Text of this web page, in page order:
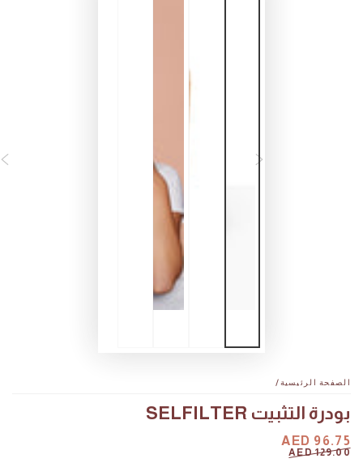
الصفحة الرئيسية/
بودرة التثبيت SELFILTER
السعر
AED 96.75
سعر
AED 129.00